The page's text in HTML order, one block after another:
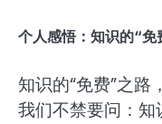
个人感悟：知识的“
知识的“免费”之
我们不禁要问：知